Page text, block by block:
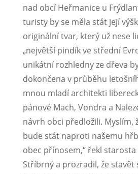
nad obcí Heřmanice u
turisty by se měla stát její
originální tvar, který už nese
„největší pindík ve střední
unikátní rozhledny ze dřeva
dokončena v průběhu
mnou mladí architekti
pánové Mach, Vondra a
návrh obci předložili. Myslím,
bude stát naproti našemu
obec přínosem,“ řekl
Stříbrný a prozradil, že stavět